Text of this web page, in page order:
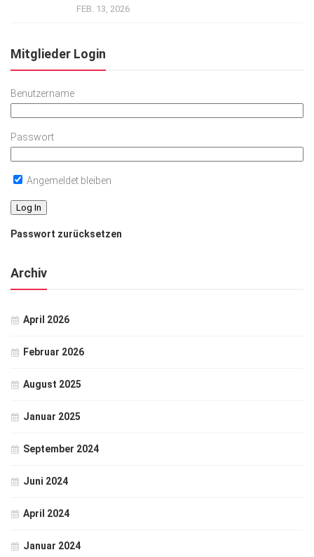
FEB. 13, 2026
Mitglieder Login
Benutzername
Passwort
Angemeldet bleiben
Passwort zurücksetzen
Archiv
April 2026
Februar 2026
August 2025
Januar 2025
September 2024
Juni 2024
April 2024
Januar 2024